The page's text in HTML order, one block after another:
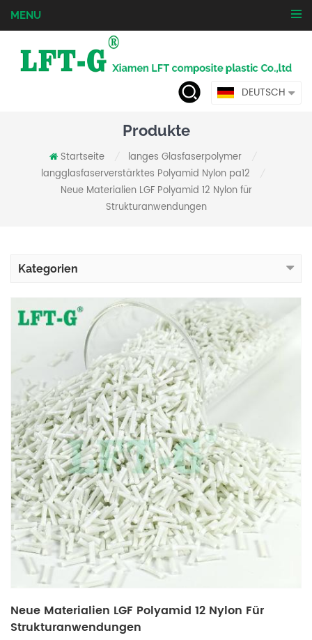
MENU
DEUTSCH
Produkte
Startseite langes Glasfaserpolymer
langglasfaserverstärktes Polyamid Nylon pa12
Neue Materialien LGF Polyamid 12 Nylon für
Strukturanwendungen
Kategorien
Neue Materialien LGF Polyamid 12 Nylon Für
Strukturanwendungen